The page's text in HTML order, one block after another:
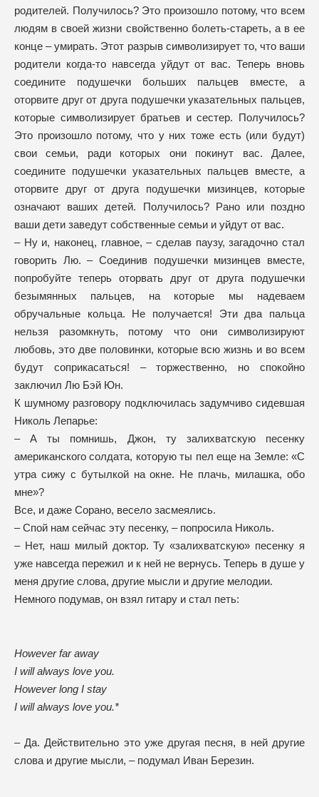
родителей. Получилось? Это произошло потому, что всем
людям в своей жизни свойственно болеть-стареть, а в ее
конце – умирать. Этот разрыв символизирует то, что ваши
родители когда-то навсегда уйдут от вас. Теперь вновь
соедините подушечки больших пальцев вместе, а
оторвите друг от друга подушечки указательных пальцев,
которые символизирует братьев и сестер. Получилось?
Это произошло потому, что у них тоже есть (или будут)
свои семьи, ради которых они покинут вас. Далее,
соедините подушечки указательных пальцев вместе, а
оторвите друг от друга подушечки мизинцев, которые
означают ваших детей. Получилось? Рано или поздно
ваши дети заведут собственные семьи и уйдут от вас.
– Ну и, наконец, главное, – сделав паузу, загадочно стал
говорить Лю. – Соединив подушечки мизинцев вместе,
попробуйте теперь оторвать друг от друга подушечки
безымянных пальцев, на которые мы надеваем
обручальные кольца. Не получается! Эти два пальца
нельзя разомкнуть, потому что они символизируют
любовь, это две половинки, которые всю жизнь и во всем
будут соприкасаться! – торжественно, но спокойно
заключил Лю Бэй Юн.
К шумному разговору подключилась задумчиво сидевшая
Николь Лепарье:
– А ты помнишь, Джон, ту залихватскую песенку
американского солдата, которую ты пел еще на Земле: «С
утра сижу с бутылкой на окне. Не плачь, милашка, обо
мне»?
Все, и даже Сорано, весело засмеялись.
– Спой нам сейчас эту песенку, – попросила Николь.
– Нет, наш милый доктор. Ту «залихватскую» песенку я
уже навсегда пережил и к ней не вернусь. Теперь в душе у
меня другие слова, другие мысли и другие мелодии.
Немного подумав, он взял гитару и стал петь:
However far away
I will always love you.
However long I stay
I will always love you.*
– Да. Действительно это уже другая песня, в ней другие
слова и другие мысли, – подумал Иван Березин.